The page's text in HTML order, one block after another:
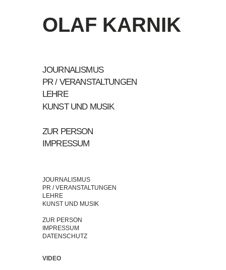
OLAF KARNIK
JOURNALISMUS
PR / VERANSTALTUNGEN
LEHRE
KUNST UND MUSIK
ZUR PERSON
IMPRESSUM
JOURNALISMUS
PR / VERANSTALTUNGEN
LEHRE
KUNST UND MUSIK
ZUR PERSON
IMPRESSUM
DATENSCHUTZ
VIDEO